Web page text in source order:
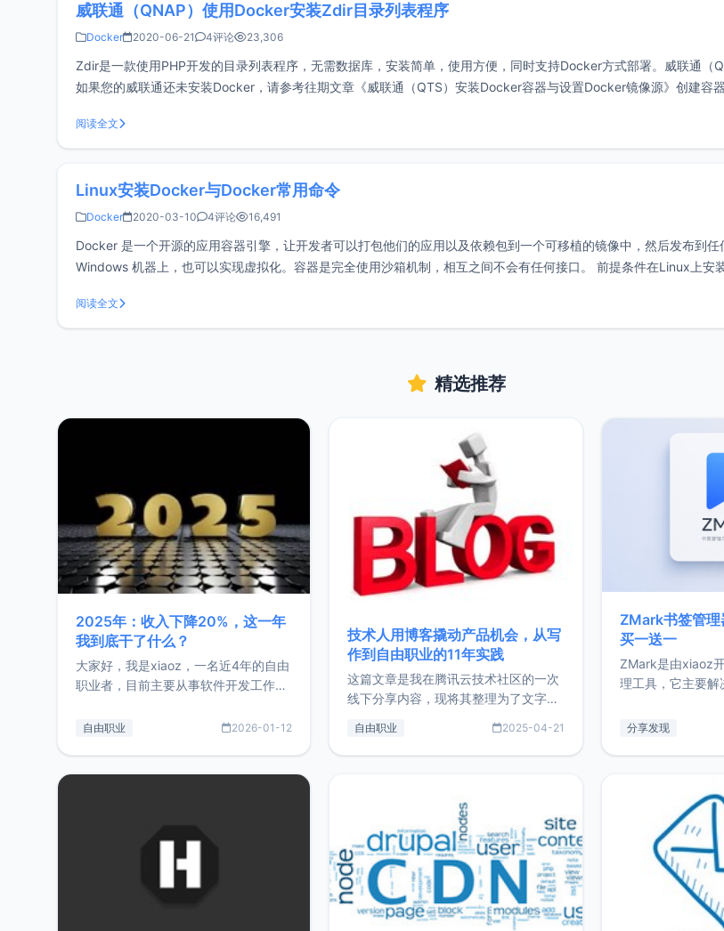
威联通（QNAP）使用Docker安装Zdir目录列表程序
Docker 2020-06-21 4评论 23,306
Zdir是一款使用PHP开发的目录列表程序，无需数据库，安装简单，使用方便，同时支持Docker方式部署。威联通（
如果您的威联通还未安装Docker，请参考往期文章《威联通（QTS）安装Docker容器与设置Docker镜像源》创建容
阅读全文
Linux安装Docker与Docker常用命令
Docker 2020-03-10 4评论 16,491
Docker 是一个开源的应用容器引擎，让开发者可以打包他们的应用以及依赖包到一个可移植的镜像中，然后发布到
Windows 机器上，也可以实现虚拟化。容器是完全使用沙箱机制，相互之间不会有任何接口。 前提条件在Linux上安
阅读全文
精选推荐
2025年：收入下降20%，这一年
我到底干了什么？
大家好，我是xiaoz，一名近4年的自由
职业者，目前主要从事软件开发工作。
的总结，内容主要包括：工作、学习、
自由职业 2026-01-12
技术人用博客撬动产品机会，从写
作到自由职业的11年实践
这篇文章是我在腾讯云技术社区的一次
线下分享内容，现将其整理为了文字
版，分享了写博客11年来的经历，以及
通过博客过渡到做产品和走向自由职业
的一个小故事。文中还首次公开了我的
前从事服务器运维相关工作，现在已经
转自由职业3年，目前
自由职业 2025-04-21
ZMark书签管理
买一送一
ZMark是由xiaoz
理工具，它主要
做到一处部署、
量级： 使用Bun +
分享发现